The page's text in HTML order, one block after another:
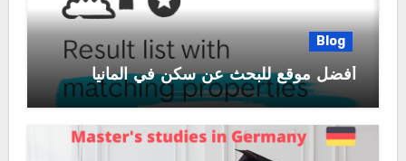
Blog
أفضل موقع للبحث عن سكن في المانيا